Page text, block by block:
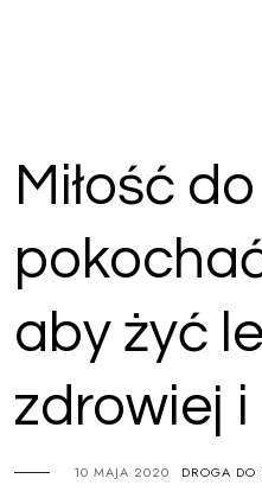
Miłość
aby żyć
zdrowiej i
10 MAJA 2020 DROGA DO